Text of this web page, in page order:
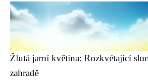
Žlutá jarní květina: Rozkvétající
zahradě